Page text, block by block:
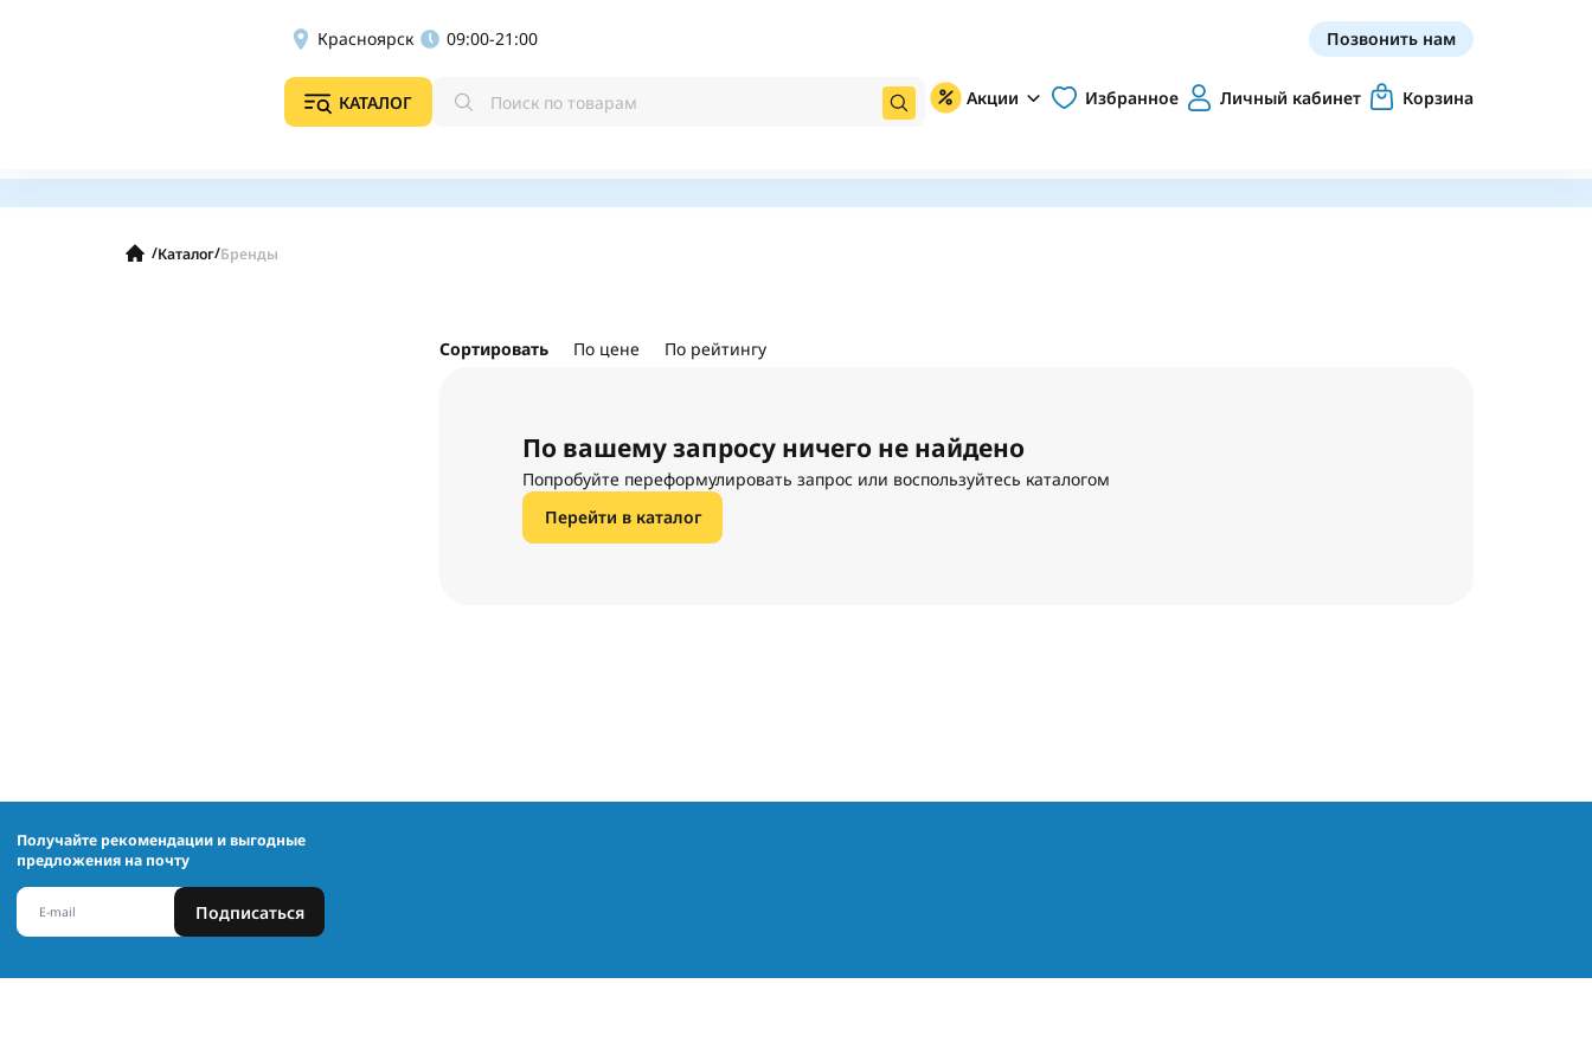
Красноярск 09:00-21:00 Позвонить нам
КАТАЛОГ Акции Избранное Личный кабинет Корзина
/Каталог/Бренды
Сортировать По цене По рейтингу
По вашему запросу ничего не найдено
Попробуйте переформулировать запрос или воспользуйтесь каталогом
Перейти в каталог
Получайте рекомендации и выгодные
предложения на почту
Подписаться